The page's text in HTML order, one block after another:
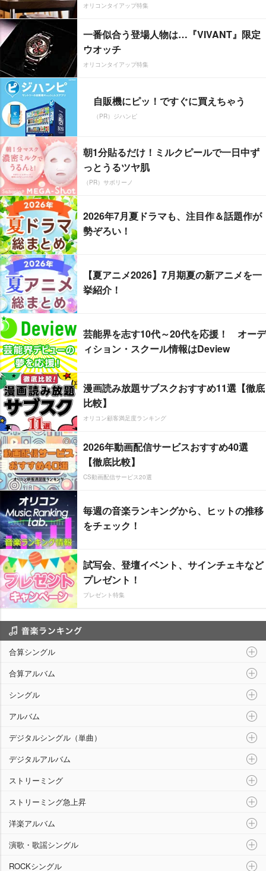
オリコンタイアップ特集
一番似合う登場人物は…『VIVANT』限定
ウオッチ
オリコンタイアップ特集
自販機にピッ！ですぐに買えちゃう
（PR）ジハンピ
朝1分貼るだけ！ミルクピールで一日中ず
っとうるツヤ肌
（PR）サボリーノ
2026年7月夏ドラマも、注目作＆話題作が
勢ぞろい！
【夏アニメ2026】7月期夏の新アニメを一
挙紹介！
芸能界を志す10代～20代を応援！ オーデ
ィション・スクール情報はDeview
漫画読み放題サブスクおすすめ11選【徹底
比較】
オリコン顧客満足度ランキング
2026年動画配信サービスおすすめ40選
【徹底比較】
CS動画配信サービス20選
毎週の音楽ランキングから、ヒットの推移
をチェック！
試写会、登壇イベント、サインチェキなど
プレゼント！
プレゼント特集
合算シングル
合算アルバム
シングル
アルバム
デジタルシングル（単曲）
デジタルアルバム
ストリーミング
ストリーミング急上昇
洋楽アルバム
演歌・歌謡シングル
ROCKシングル